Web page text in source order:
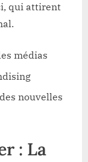
qui attirent
médias
nouvelles
: La